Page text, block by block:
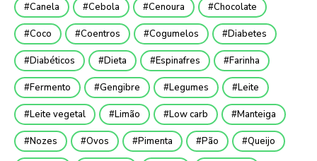
Canela Cebola Cenoura Chocolate
Coco Coentros Cogumelos Diabetes
Diabéticos Dieta Espinafres Farinha
Fermento Gengibre Legumes Leite
Leite vegetal Limão Low carb Manteiga
Nozes Ovos Pimenta Pão Queijo